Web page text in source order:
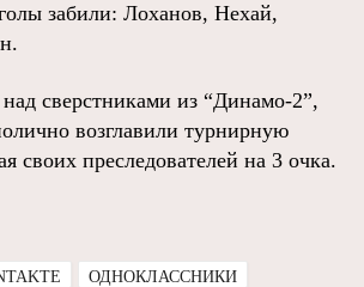
забили: Лоханов, Нехай,
сверстниками из “Динамо-2”,
возглавили турнирную
своих преследователей на 3 очка.
ОДНОКЛАССНИКИ